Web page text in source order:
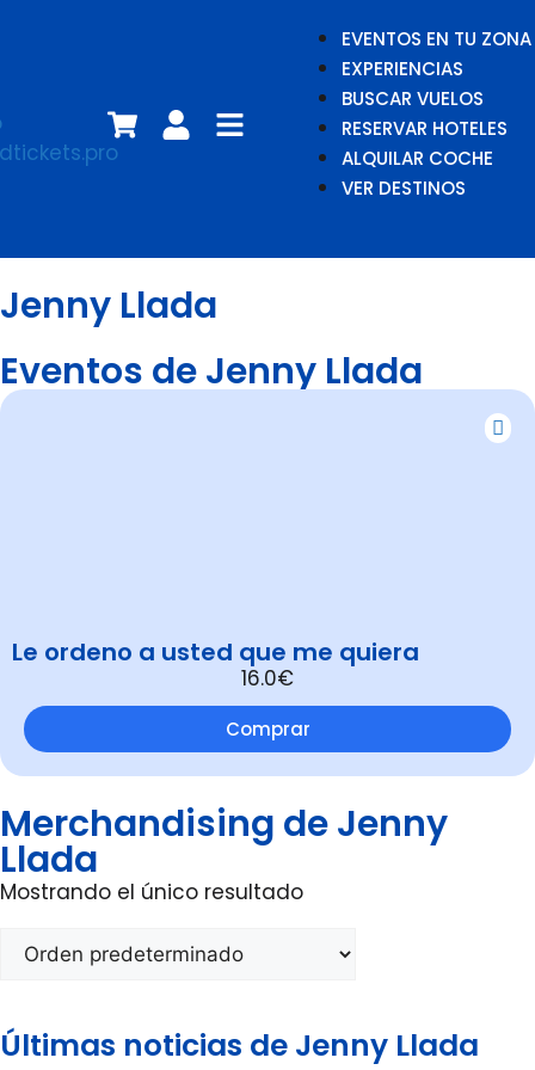
EVENTOS EN TU ZONA
EXPERIENCIAS
BUSCAR VUELOS
RESERVAR HOTELES
ALQUILAR COCHE
VER DESTINOS
Jenny Llada
Eventos de Jenny Llada
Le ordeno a usted que me quiera
16.0€
Comprar
Merchandising de Jenny
Llada
Mostrando el único resultado
Últimas noticias de Jenny Llada